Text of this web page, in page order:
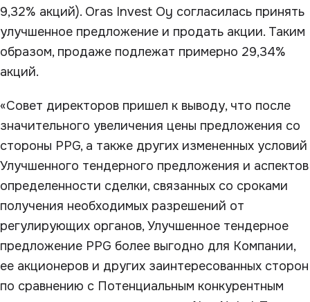
9,32% акций). Oras Invest Oy согласилась принять
улучшенное предложение и продать акции. Таким
образом, продаже подлежат примерно 29,34%
акций.
«Совет директоров пришел к выводу, что после
значительного увеличения цены предложения со
стороны PPG, а также других измененных условий
Улучшенного тендерного предложения и аспектов
определенности сделки, связанных со сроками
получения необходимых разрешений от
регулирующих органов, Улучшенное тендерное
предложение PPG более выгодно для Компании,
ее акционеров и других заинтересованных сторон
по сравнению с Потенциальным конкурентным